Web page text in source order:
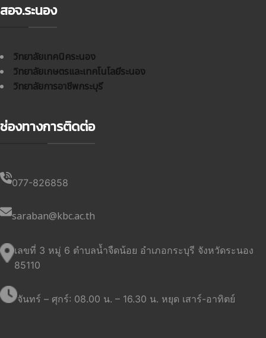
สอจ.ระนอง
วิทยาลัยเทคนิคระนอง
วิทยาลัยเกษตรและเทคโนโลยีระนอง
วิทยาลัยการอาชีพกระบุรี
ช่องทางการติดต่อ
077-826858
saraban@kbc.ac.th
เลขที่ 3 หมู่ 6 ตำบลน้ำจืดน้อย อำเภอกระบุรี จังหวัดระนอง
85110
จันทร์ – ศุกร์: 08.00 น. – 16.30 น. หยุด เสาร์-อาทิตย์